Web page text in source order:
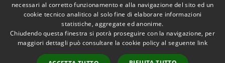
RSS
Privacy
Cookie
Mappa del sito
Copyright © 2026 • Comune di
Nova Milanese • Powered by
Municipium•Accesso
redazione
necessari al corretto funzionamento e alla navigazione del sito ed un
cookie tecnico analitico al solo fine di elaborare informazioni
statistiche, aggregate ed anonime.
Chiudendo questa finestra si potrà proseguire con la navigazione, per
maggiori dettagli può consultare la cookie policy al seguente link